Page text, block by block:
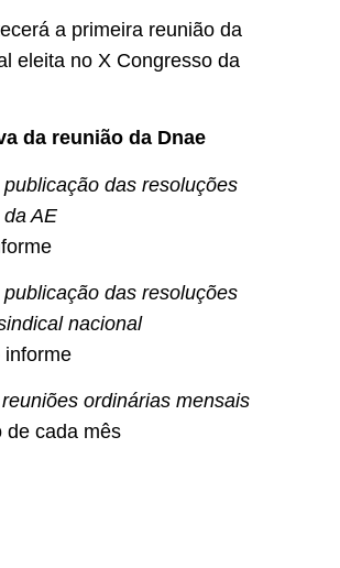
a primeira reunião da
eleita no X Congresso da
da reunião da Dnae
das resoluções
AE
das resoluções
nacional
informe
ordinárias mensais
de cada mês